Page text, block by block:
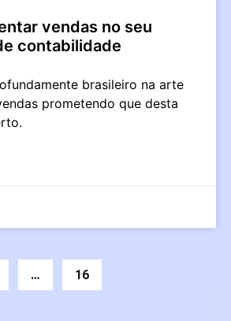
vendas no seu
contabilidade
brasileiro na arte
prometendo que desta
… 16